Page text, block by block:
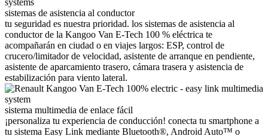
sistemas de asistencia al conductor
tu seguridad es nuestra prioridad. los sistemas de asistencia al
conductor de la Kangoo Van E-Tech 100 % eléctrica te
acompañarán en ciudad o en viajes largos: ESP, control de
crucero/limitador de velocidad, asistente de arranque en pendiente,
asistente de aparcamiento trasero, cámara trasera y asistencia de
estabilización para viento lateral.
sistema multimedia de enlace fácil
¡personaliza tu experiencia de conducción! conecta tu smartphone a
tu sistema Easy Link mediante Bluetooth®, Android Auto™ o